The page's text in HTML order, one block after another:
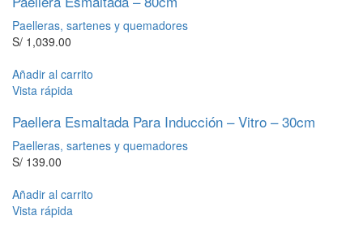
Paelleras, sartenes y quemadores
S/ 1,039.00
Añadir al carrito
Vista rápida
Paellera Esmaltada Para Inducción – Vitro – 30cm
Paelleras, sartenes y quemadores
S/ 139.00
Añadir al carrito
Vista rápida